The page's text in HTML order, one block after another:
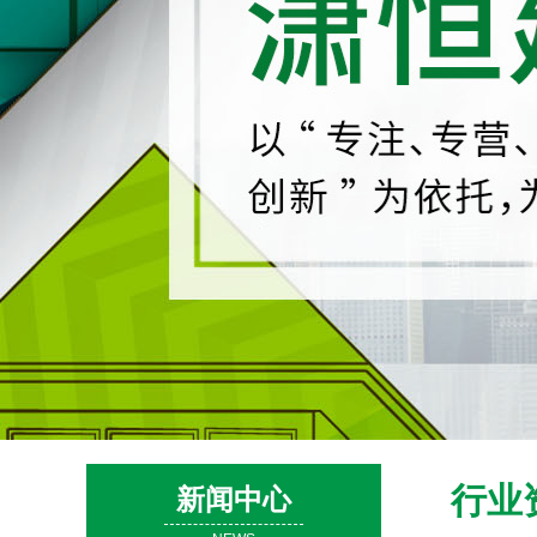
行业
新闻中心